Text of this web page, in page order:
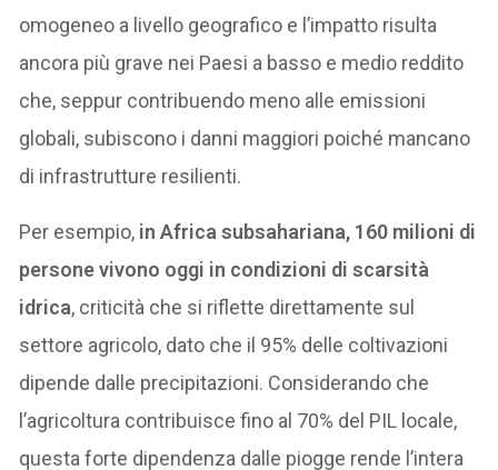
omogeneo a livello geografico e l’impatto risulta
ancora più grave nei Paesi a basso e medio reddito
che, seppur contribuendo meno alle emissioni
globali, subiscono i danni maggiori poiché mancano
di infrastrutture resilienti.
Per esempio, in Africa subsahariana, 160 milioni di
persone vivono oggi in condizioni di scarsità
idrica, criticità che si riflette direttamente sul
settore agricolo, dato che il 95% delle coltivazioni
dipende dalle precipitazioni. Considerando che
l’agricoltura contribuisce fino al 70% del PIL locale,
questa forte dipendenza dalle piogge rende l’intera